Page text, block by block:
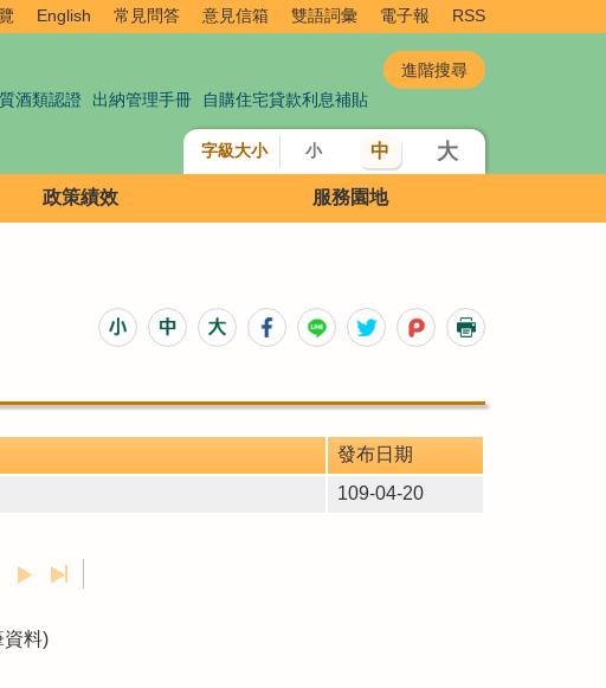
English 常見問答 意見信箱 雙語詞彙 電子報 RSS
酒類認證 出納管理手冊 自購住宅貸款利息補貼
字級大小 小 中 大
政策績效 服務園地
發布日期
109-04-20
資料)